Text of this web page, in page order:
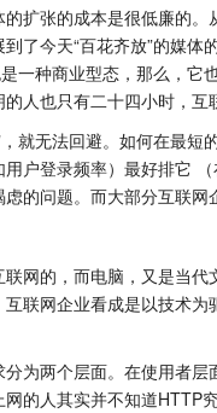
扩张的成本是很低廉的
了今天“百花齐放”的媒体
一种商业型态，那么，它
人也只有二十四小时，互
就无法回避。如何在最
用户登录频率）最好排它
的问题。而大部分互联网
网的，而电脑，又是当
联网企业看成是以技术
为两个层面。在使用者
的人其实并不知道HTTP